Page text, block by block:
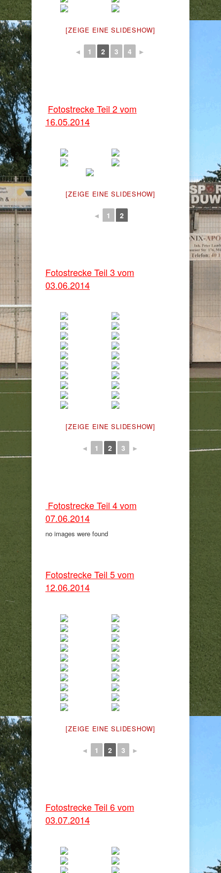
[ZEIGE EINE SLIDESHOW]
◄ 1 2 3 4 ►
Fotostrecke Teil 2 vom
16.05.2014
[ZEIGE EINE SLIDESHOW]
◄ 1 2
Fotostrecke Teil 3 vom
03.06.2014
[ZEIGE EINE SLIDESHOW]
◄ 1 2 3 ►
Fotostrecke Teil 4 vom
07.06.2014
no images were found
Fotostrecke Teil 5 vom
12.06.2014
[ZEIGE EINE SLIDESHOW]
◄ 1 2 3 ►
Fotostrecke Teil 6 vom
03.07.2014